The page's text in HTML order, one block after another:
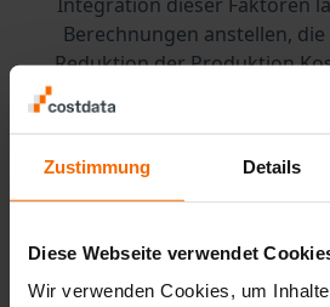
Zustimmung Details
Diese Webseite verwendet
Wir verwenden Cookies, um
Berechnungen anstellen,
Reduktion der Produktion
Zudem erlaubt die Software
Planung. Unternehmen
an welchen Stellen Engpässe
entstehen. So wird es
langfristig stabiler zu